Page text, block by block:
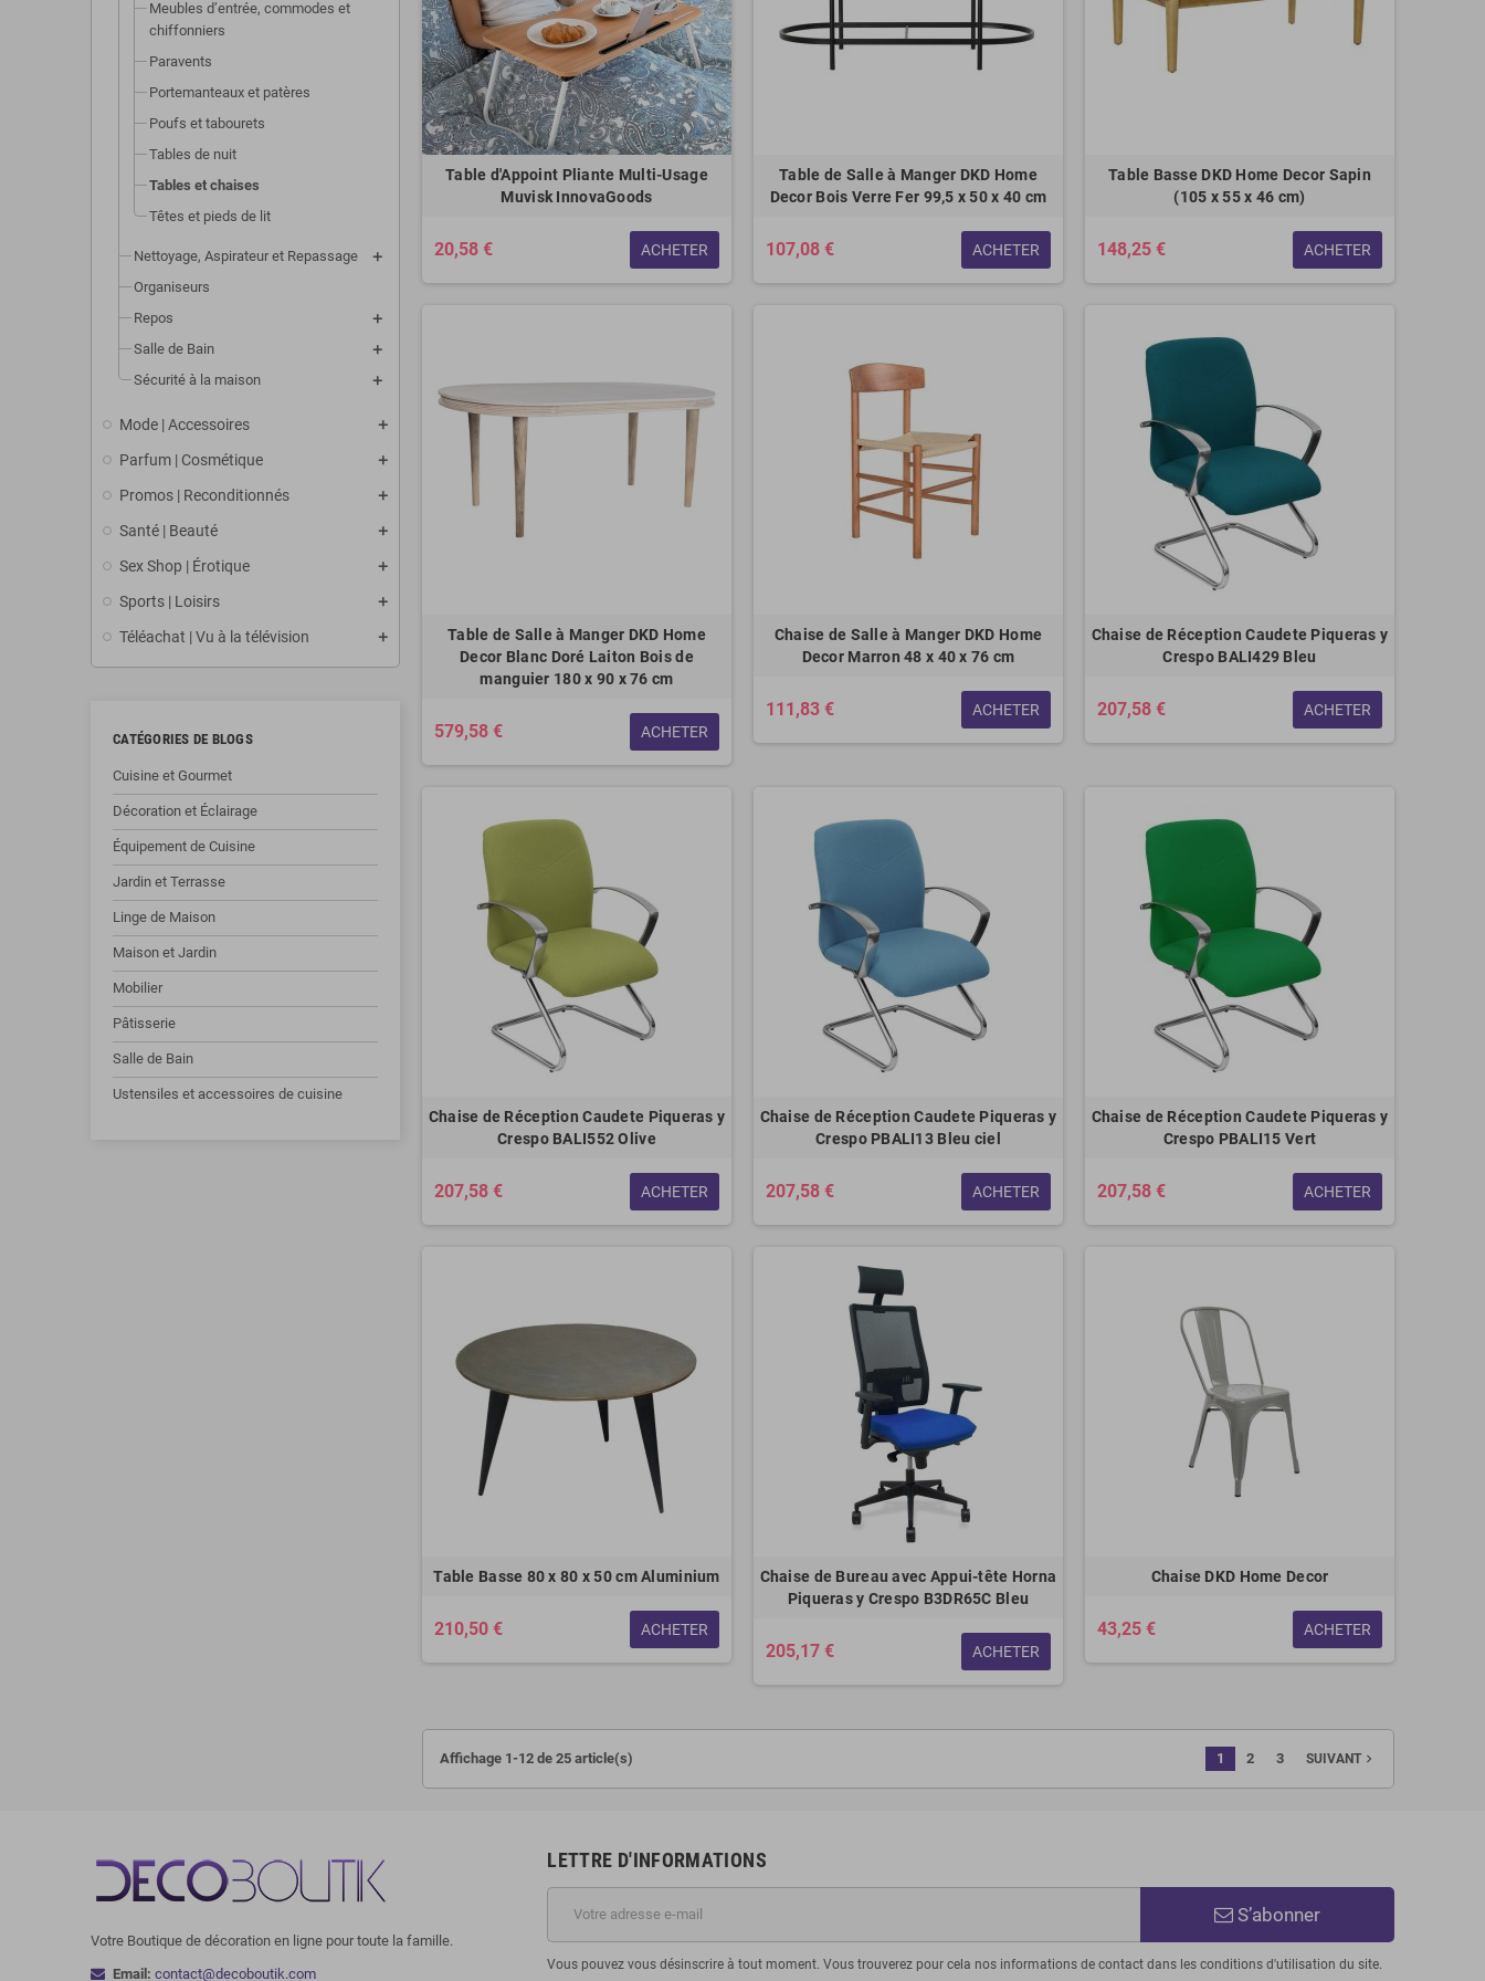
Meubles d’entrée, commodes et
chiffonniers
Paravents
Portemanteaux et patères
Poufs et tabourets
Tables de nuit
Tables et chaises
Têtes et pieds de lit
Nettoyage, Aspirateur et Repassage
Organiseurs
Repos
Salle de Bain
Sécurité à la maison
Mode | Accessoires
Parfum | Cosmétique
Promos | Reconditionnés
Santé | Beauté
Sex Shop | Érotique
Sports | Loisirs
Téléachat | Vu à la télévision
CATÉGORIES DE BLOGS
Cuisine et Gourmet
Décoration et Éclairage
Équipement de Cuisine
Jardin et Terrasse
Linge de Maison
Maison et Jardin
Mobilier
Pâtisserie
Salle de Bain
Ustensiles et accessoires de cuisine
Table d'Appoint Pliante Multi-Usage
Muvisk InnovaGoods
20,58 € ACHETER
Table de Salle à Manger DKD Home
Decor Bois Verre Fer 99,5 x 50 x 40 cm
107,08 € ACHETER
Table Basse DKD Home Decor Sapin
(105 x 55 x 46 cm)
148,25 € ACHETER
Table de Salle à Manger DKD Home
Decor Blanc Doré Laiton Bois de
manguier 180 x 90 x 76 cm
579,58 € ACHETER
Chaise de Salle à Manger DKD Home
Decor Marron 48 x 40 x 76 cm
111,83 € ACHETER
Chaise de Réception Caudete Piqueras y
Crespo BALI429 Bleu
207,58 € ACHETER
Chaise de Réception Caudete Piqueras y
Crespo BALI552 Olive
207,58 € ACHETER
Chaise de Réception Caudete Piqueras y
Crespo PBALI13 Bleu ciel
207,58 € ACHETER
Chaise de Réception Caudete Piqueras y
Crespo PBALI15 Vert
207,58 € ACHETER
Table Basse 80 x 80 x 50 cm Aluminium
210,50 € ACHETER
Chaise de Bureau avec Appui-tête Horna
Piqueras y Crespo B3DR65C Bleu
205,17 € ACHETER
Chaise DKD Home Decor
43,25 € ACHETER
Affichage 1-12 de 25 article(s) 1 2 3 SUIVANTnavigate_next
Votre Boutique de décoration en ligne pour toute la famille.
Email: contact@decoboutik.com
LETTRE D'INFORMATIONS
S’abonner
Vous pouvez vous désinscrire à tout moment. Vous trouverez pour cela nos informations de contact dans les conditions d'utilisation du site.